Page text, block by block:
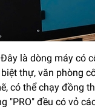
là dòng máy có
thự, văn phòng
có thể chạy đồng
"PRO" đều có vỏ